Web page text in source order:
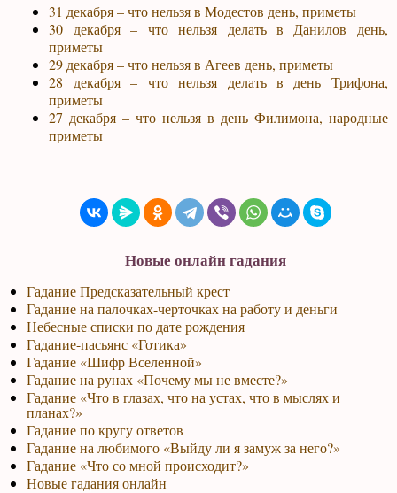
31 декабря – что нельзя в Модестов день, приметы
30 декабря – что нельзя делать в Данилов день,
приметы
29 декабря – что нельзя в Агеев день, приметы
28 декабря – что нельзя делать в день Трифона,
приметы
27 декабря – что нельзя в день Филимона, народные
приметы
Новые онлайн гадания
Гадание Предсказательный крест
Гадание на палочках-черточках на работу и деньги
Небесные списки по дате рождения
Гадание-пасьянс «Готика»
Гадание «Шифр Вселенной»
Гадание на рунах «Почему мы не вместе?»
Гадание «Что в глазах, что на устах, что в мыслях и
планах?»
Гадание по кругу ответов
Гадание на любимого «Выйду ли я замуж за него?»
Гадание «Что со мной происходит?»
Новые гадания онлайн